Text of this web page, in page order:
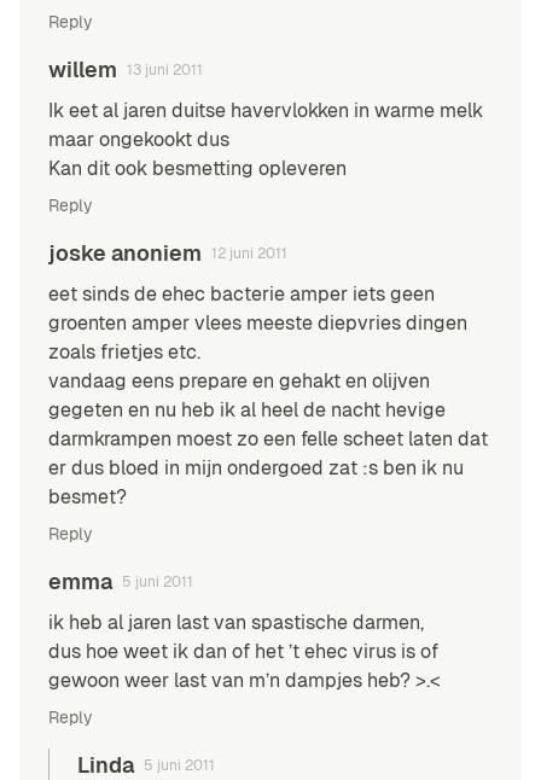
Reply
willem 13 juni 2011
Ik eet al jaren duitse havervlokken in warme melk
maar ongekookt dus
Kan dit ook besmetting opleveren
Reply
joske anoniem 12 juni 2011
eet sinds de ehec bacterie amper iets geen
groenten amper vlees meeste diepvries dingen
zoals frietjes etc.
vandaag eens prepare en gehakt en olijven
gegeten en nu heb ik al heel de nacht hevige
darmkrampen moest zo een felle scheet laten dat
er dus bloed in mijn ondergoed zat :s ben ik nu
besmet?
Reply
emma 5 juni 2011
ik heb al jaren last van spastische darmen,
dus hoe weet ik dan of het ’t ehec virus is of
gewoon weer last van m’n dampjes heb? >.<
Reply
Linda 5 juni 2011